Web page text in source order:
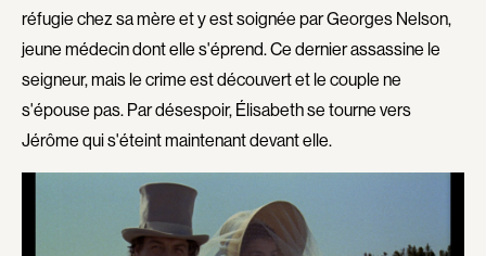
Barzman Paolo
Bastien Pierre
Bastien Jephté
Baylaucq Philippe
Beaudin Jean
Beaudoin Stéphan
Beaudry Diane
Beaudry Jean
Beaulieu Renée
Beaulieu-Cyr Jonathan
Bédard Marcotte Sophie
Benjelloun Hassan
Benoit Jacques W.
Benoit Denyse
réfugie chez sa mère et y est soignée par Georges Nelson,
jeune médecin dont elle s'éprend. Ce dernier assassine le
seigneur, mais le crime est découvert et le couple ne
s'épouse pas. Par désespoir, Élisabeth se tourne vers
Jérôme qui s'éteint maintenant devant elle.